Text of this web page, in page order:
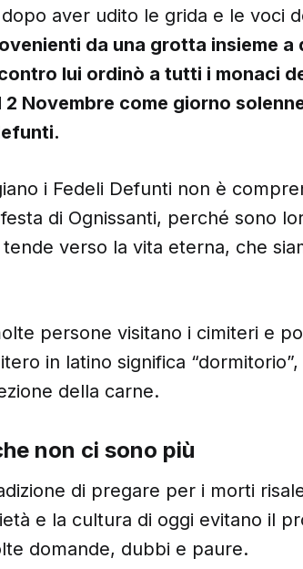
aver udito le grida e le voci
da una grotta insieme a
lui ordinò a tutti i monaci
Novembre come giorno
i Fedeli Defunti non è
di Ognissanti, perché sono
verso la vita eterna, che
persone visitano i cimiteri e
in latino significa
della carne.
non ci sono più
di pregare per i morti
e la cultura di oggi evitano il
domande, dubbi e paure.